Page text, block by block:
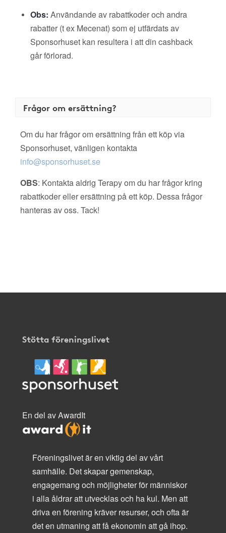
Obs: Användande av rabattkoder och andra
rabatter (t ex Mecenat) som ej utfärdats av
Sponsorhuset kan resultera i att din cashback
går förlorad.
Frågor om ersättning?
Om du har frågor om ersättning från ett köp via
Sponsorhuset, vänligen kontakta
info@sponsorhuset.se
OBS: Kontakta aldrig Terapy om du har frågor kring
rabattkoder eller ersättning på ett köp. Dessa frågor
hanteras av oss. Tack!
Stötta föreningslivet
En del av AwardIt
Föreningslivet är en viktig del av vårt
samhälle. Det skapar gemenskap,
engagemang och möjligheter för människor
i alla åldrar att utvecklas och ha kul. Men att
driva en förening kräver resurser, och ofta är
det en utmaning att få ekonomin att gå ihop.